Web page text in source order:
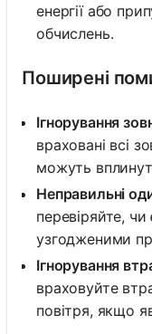
енергії або
обчислень.
Поширені
Ігнорування
враховані всі
можуть
Неправильні
перевіряйте,
узгодженими
Ігнорування
враховуйте
повітря, якщо